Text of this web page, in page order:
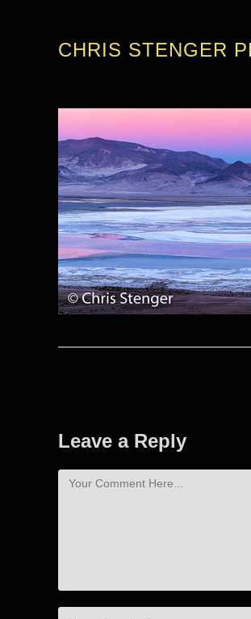
CHRIS STENGER
Leave a Reply